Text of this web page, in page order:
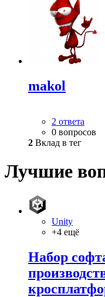
makol
2 ответа
0 вопросов
2 Вклад в тег
Лучшие
Unity
+4 ещё
Набор